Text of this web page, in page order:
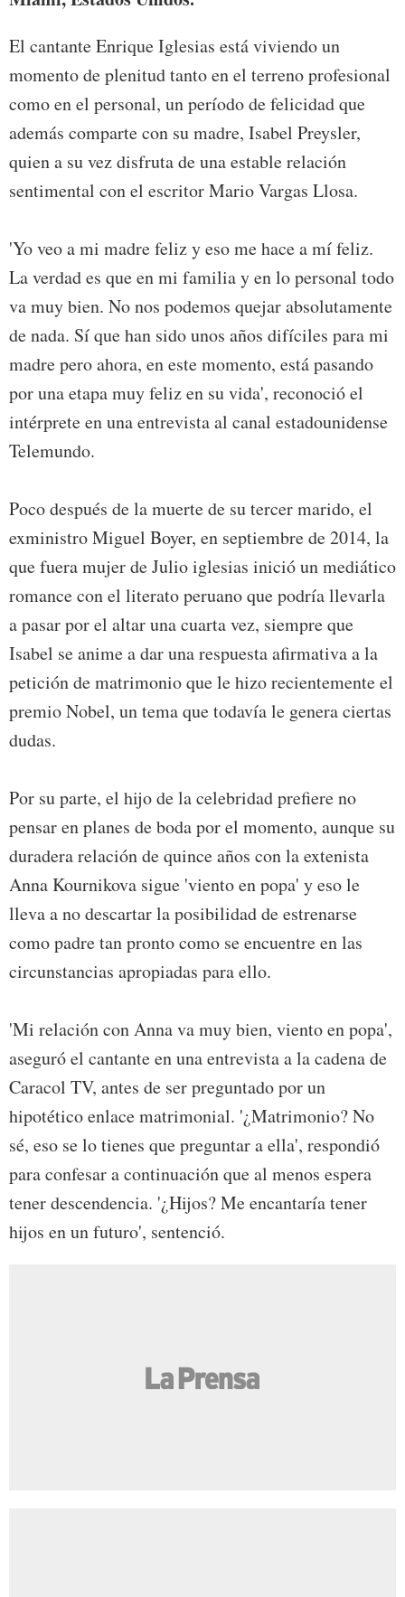
El cantante Enrique Iglesias está viviendo un
momento de plenitud tanto en el terreno profesional
como en el personal, un período de felicidad que
además comparte con su madre, Isabel Preysler,
quien a su vez disfruta de una estable relación
sentimental con el escritor Mario Vargas Llosa.
'Yo veo a mi madre feliz y eso me hace a mí feliz.
La verdad es que en mi familia y en lo personal todo
va muy bien. No nos podemos quejar absolutamente
de nada. Sí que han sido unos años difíciles para mi
madre pero ahora, en este momento, está pasando
por una etapa muy feliz en su vida', reconoció el
intérprete en una entrevista al canal estadounidense
Telemundo.
Poco después de la muerte de su tercer marido, el
exministro Miguel Boyer, en septiembre de 2014, la
que fuera mujer de Julio iglesias inició un mediático
romance con el literato peruano que podría llevarla
a pasar por el altar una cuarta vez, siempre que
Isabel se anime a dar una respuesta afirmativa a la
petición de matrimonio que le hizo recientemente el
premio Nobel, un tema que todavía le genera ciertas
dudas.
Por su parte, el hijo de la celebridad prefiere no
pensar en planes de boda por el momento, aunque su
duradera relación de quince años con la extenista
Anna Kournikova sigue 'viento en popa' y eso le
lleva a no descartar la posibilidad de estrenarse
como padre tan pronto como se encuentre en las
circunstancias apropiadas para ello.
'Mi relación con Anna va muy bien, viento en popa',
aseguró el cantante en una entrevista a la cadena de
Caracol TV, antes de ser preguntado por un
hipotético enlace matrimonial. '¿Matrimonio? No
sé, eso se lo tienes que preguntar a ella', respondió
para confesar a continuación que al menos espera
tener descendencia. '¿Hijos? Me encantaría tener
hijos en un futuro', sentenció.